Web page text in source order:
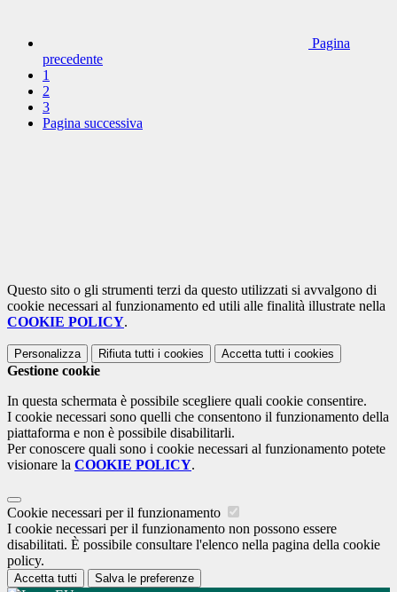
Pagina
precedente
1
2
3
Pagina successiva
Questo sito o gli strumenti terzi da questo utilizzati si avvalgono di
cookie necessari al funzionamento ed utili alle finalità illustrate nella
COOKIE POLICY.
Personalizza Rifiuta tutti i cookies Accetta tutti i cookies
Gestione cookie
In questa schermata è possibile scegliere quali cookie consentire.
I cookie necessari sono quelli che consentono il funzionamento della
piattaforma e non è possibile disabilitarli.
Per conoscere quali sono i cookie necessari al funzionamento potete
visionare la COOKIE POLICY.
Cookie necessari per il funzionamento
I cookie necessari per il funzionamento non possono essere
disabilitati. È possibile consultare l'elenco nella pagina della cookie
policy.
Accetta tutti Salva le preferenze